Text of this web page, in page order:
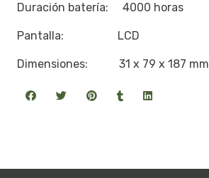
Duración batería: 4000 horas
Pantalla: LCD
Dimensiones: 31 x 79 x 187 mm